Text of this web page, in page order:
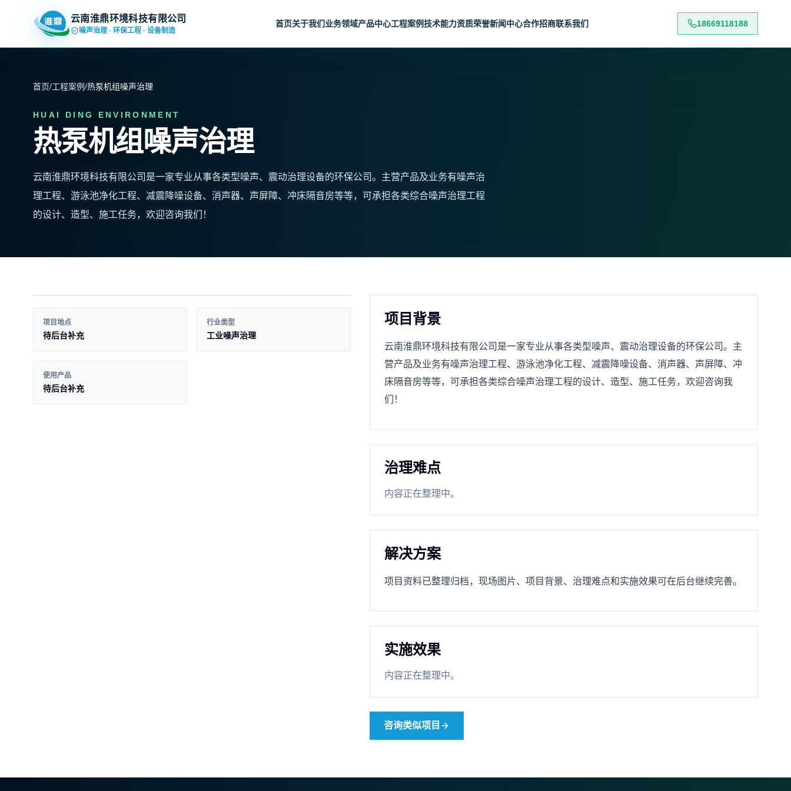
云南淮鼎环境科技有限公司
噪声治理 · 环保工程 · 设备制造
首页关于我们业务领域产品中心工程案例技术能力资质荣誉新闻中心合作招商联系我们 18669118188
首页/工程案例/热泵机组噪声治理
HUAI DING ENVIRONMENT
热泵机组噪声治理
云南淮鼎环境科技有限公司是一家专业从事各类型噪声、震动治理设备的环保公司。主营产品及业务有噪声治
理工程、游泳池净化工程、减震降噪设备、消声器、声屏障、冲床隔音房等等，可承担各类综合噪声治理工程
的设计、造型、施工任务，欢迎咨询我们！
项目地点
待后台补充
行业类型
工业噪声治理
使用产品
待后台补充
项目背景
云南淮鼎环境科技有限公司是一家专业从事各类型噪声、震动治理设备的环保公司。主
营产品及业务有噪声治理工程、游泳池净化工程、减震降噪设备、消声器、声屏障、冲
床隔音房等等，可承担各类综合噪声治理工程的设计、造型、施工任务，欢迎咨询我
们！
治理难点
内容正在整理中。
解决方案
项目资料已整理归档，现场图片、项目背景、治理难点和实施效果可在后台继续完善。
实施效果
内容正在整理中。
咨询类似项目